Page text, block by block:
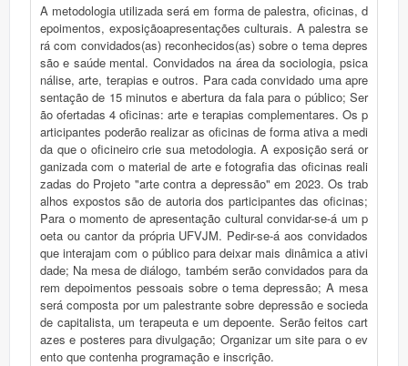
A metodologia utilizada será em forma de palestra, oficinas, d
epoimentos, exposiçãoapresentações culturais. A palestra se
rá com convidados(as) reconhecidos(as) sobre o tema depres
são e saúde mental. Convidados na área da sociologia, psica
nálise, arte, terapias e outros. Para cada convidado uma apre
sentação de 15 minutos e abertura da fala para o público; Ser
ão ofertadas 4 oficinas: arte e terapias complementares. Os p
articipantes poderão realizar as oficinas de forma ativa a medi
da que o oficineiro crie sua metodologia. A exposição será or
ganizada com o material de arte e fotografia das oficinas reali
zadas do Projeto "arte contra a depressão" em 2023. Os trab
alhos expostos são de autoria dos participantes das oficinas;
Para o momento de apresentação cultural convidar-se-á um p
oeta ou cantor da própria UFVJM. Pedir-se-á aos convidados
que interajam com o público para deixar mais dinâmica a ativi
dade; Na mesa de diálogo, também serão convidados para da
rem depoimentos pessoais sobre o tema depressão; A mesa
será composta por um palestrante sobre depressão e socieda
de capitalista, um terapeuta e um depoente. Serão feitos cart
azes e posteres para divulgação; Organizar um site para o ev
ento que contenha programação e inscrição.